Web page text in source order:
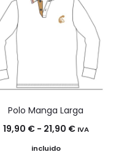
hasta
36,00 €
Polo Manga Larga
19,90 € - 21,90 €Rango
IVA
incluido